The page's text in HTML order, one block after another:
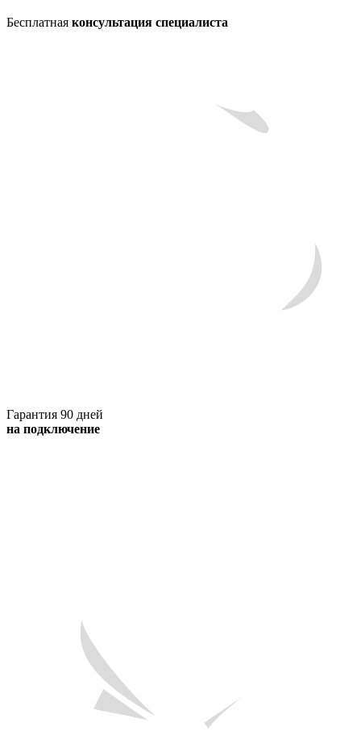
Бесплатная консультация специалиста
Гарантия 90 дней
на подключение